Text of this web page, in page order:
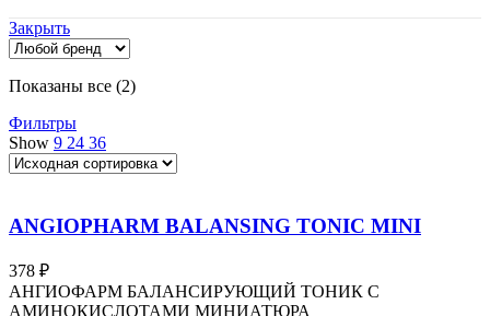
Закрыть
Показаны все (2)
Фильтры
Show 9 24 36
ANGIOPHARM BALANSING TONIC MINI
378 ₽
АНГИОФАРМ БАЛАНСИРУЮЩИЙ ТОНИК С
АМИНОКИСЛОТАМИ МИНИАТЮРА